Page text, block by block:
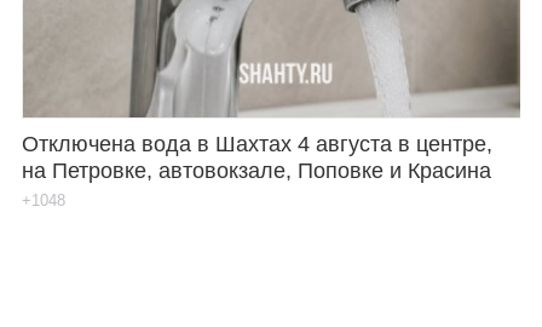
Отключена вода в Шахтах 4 августа в центре,
на Петровке, автовокзале, Поповке и Красина
+1048